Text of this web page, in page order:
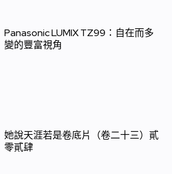
Panasonic LUMIX TZ99：自在而多
變的豐富視角
她說天涯若是卷底片（卷二十三）貳
零貳肆